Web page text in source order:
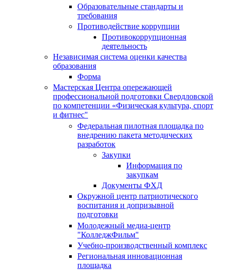
Образовательные стандарты и
требования
Противодействие коррупции
Противокоррупционная
деятельность
Независимая система оценки качества
образования
Форма
Мастерская Центра опережающей
профессиональной подготовки Свердловской
по компетенции «Физическая культура, спорт
и фитнес"
Федеральная пилотная площадка по
внедрению пакета методических
разработок
Закупки
Информация по
закупкам
Документы ФХД
Окружной центр патриотического
воспитания и допризывной
подготовки
Молодежный медиа-центр
"КолледжФильм"
Учебно-производственный комплекс
Региональная инновационная
площадка